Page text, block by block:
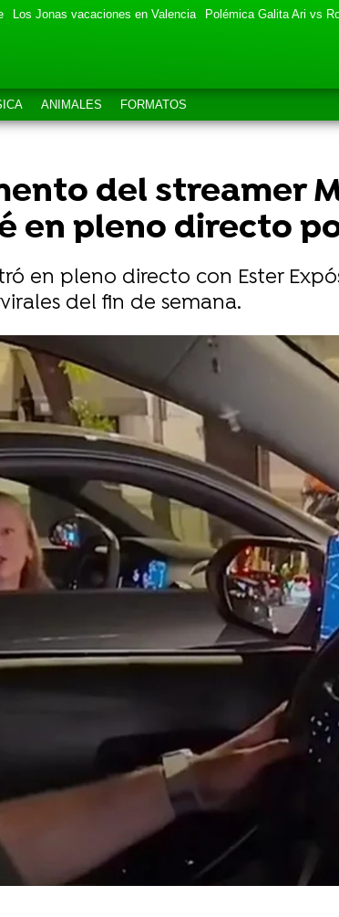
Los Jonas vacaciones en Valencia Polémica Galita Ari vs
ANIMALES FORMATOS
del streamer
en pleno directo
en pleno directo con Ester
del fin de semana.